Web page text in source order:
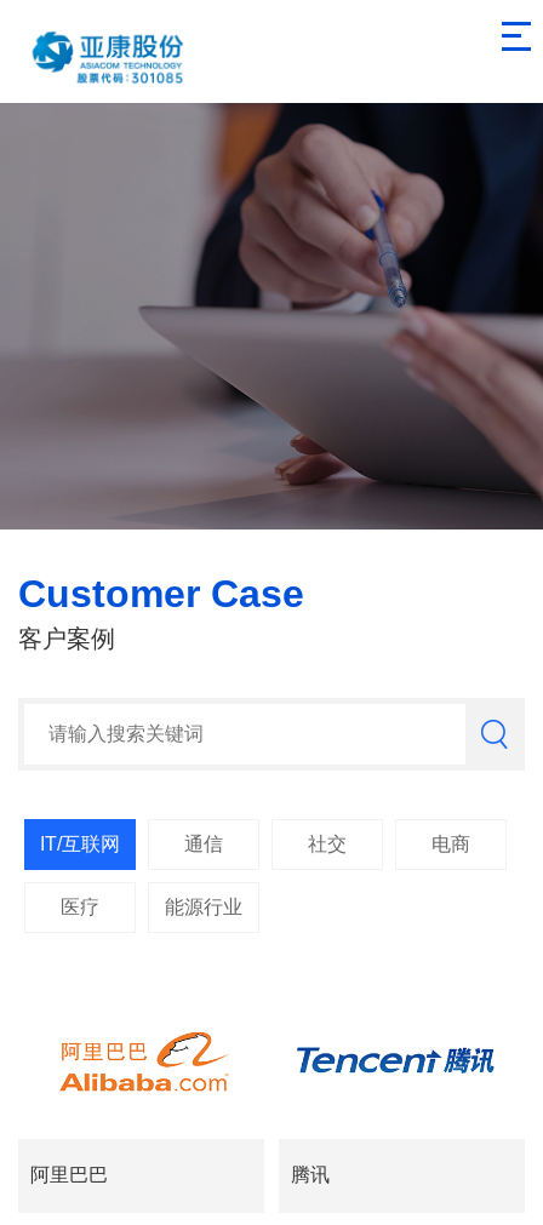
Customer Case
客户案例
IT/互联网 通信 社交 电商
医疗 能源行业
阿里巴巴 腾讯